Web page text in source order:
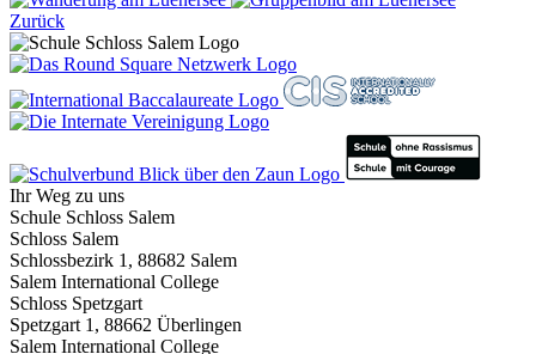
Zurück
Ihr Weg zu uns
Schule Schloss Salem
Schloss Salem
Schlossbezirk 1, 88682 Salem
Salem International College
Schloss Spetzgart
Spetzgart 1, 88662 Überlingen
Salem International College